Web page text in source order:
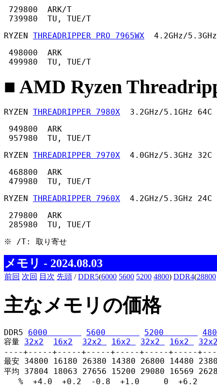
729800  ARK/T
739980  TU, TUE/T
RYZEN THREADRIPPER PRO 7965WX
4.2GHz/
498000  ARK
499980  TU, TUE/T
■ AMD Ryzen
RYZEN THREADRIPPER 7980X
3.2GHz/5.1GHz 64C
949800  ARK
957980  TU, TUE/T
RYZEN THREADRIPPER 7970X
4.0GHz/5.3GHz 32C
468800  ARK
479980  TU, TUE/T
RYZEN THREADRIPPER 7960X
4.2GHz/5.3GHz 24C
279800  ARK
285980  TU, TUE/T
※ /T: 取り寄せ
メモリ - 2024.08.03
前回 次回 目次 先頭 /DDR5(6000 5600 5200 4800) DDR4(28800
主なメモリの価格
DDR5 6000 5600 5200
容量 32x2 16x2 32x2 16x2 32x2 16x2
----+-----+-----+-----+-----+-----+-----
最安 34800 16180 26380 14380 26800 14480
平均 37804 18063 27656 15200 29080 16569
%  +4.0  +0.2  -0.8  +1.0     0  +6.2